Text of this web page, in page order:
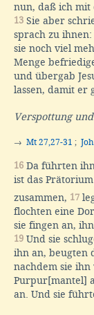
nun, daß ich mit
13 Sie aber
sprach zu ihnen:
sie noch viel
Menge
und übergab
lassen, damit er
Verspottung
→ Mt 27,27-31 ;
16 Da führten
ist das Prätorium
zusammen, 17
flochten eine
sie fingen an,
19 Und sie
ihn an, beugten
nachdem sie ihn
Purpur[mantel]
an. Und sie